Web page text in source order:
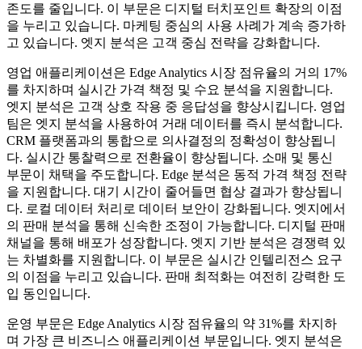
존도를 줄입니다. 이 부문은 디지털 터치포인트 확장의 이점
을 누리고 있습니다. 마케팅 중심의 사용 사례가 계속 증가하
고 있습니다. 엣지 분석은 고객 중심 전략을 강화합니다.
영업 애플리케이션은 Edge Analytics 시장 점유율의 거의 17%
를 차지하며 실시간 가격 책정 및 수요 분석을 지원합니다.
엣지 분석은 고객 상호 작용 중 응답성을 향상시킵니다. 영업
팀은 엣지 분석을 사용하여 거래 데이터를 즉시 분석합니다.
CRM 플랫폼과의 통합으로 의사결정의 정확성이 향상됩니
다. 실시간 통찰력으로 전환율이 향상됩니다. 소매 및 통신
부문이 채택을 주도합니다. Edge 분석은 동적 가격 책정 전략
을 지원합니다. 대기 시간이 줄어들면 협상 결과가 향상됩니
다. 로컬 데이터 처리로 데이터 보안이 강화됩니다. 엣지에서
의 판매 분석을 통해 신속한 조정이 가능합니다. 디지털 판매
채널을 통해 배포가 성장합니다. 엣지 기반 분석은 경쟁력 있
는 차별화를 지원합니다. 이 부문은 실시간 인텔리전스 요구
의 이점을 누리고 있습니다. 판매 최적화는 여전히 강력한 도
입 동인입니다.
운영 부문은 Edge Analytics 시장 점유율의 약 31%를 차지하
며 가장 큰 비즈니스 애플리케이션 부문입니다. 엣지 분석은